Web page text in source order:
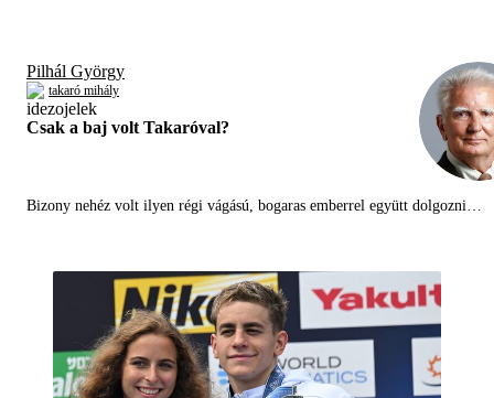
Pilhál György
takaró mihály
Csak a baj volt Takaróval?
Bizony nehéz volt ilyen régi vágású, bogaras emberrel együtt dolgozni…